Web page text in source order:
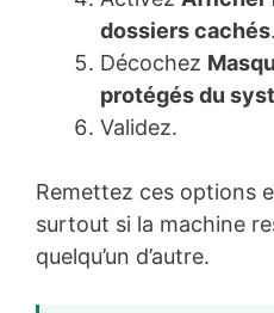
dossiers cachés.
Décochez
protégés du
Validez.
Remettez ces options
surtout si la machine
quelqu’un d’autre.